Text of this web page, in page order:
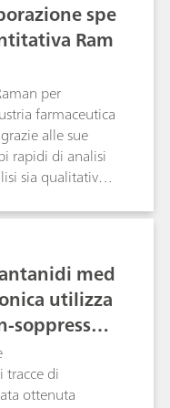
e
altri settori.
riferimento
1.064 che
lo sviluppo, la
del metodo.
spe
Ram
per
farmaceutica
alle sue
rapidi di analisi
sia qualitative
al
spettrali
non correlata
nota tecnica
di pre-
reali, e
disponibili nel
med
utilizza
e
di
ottenuta